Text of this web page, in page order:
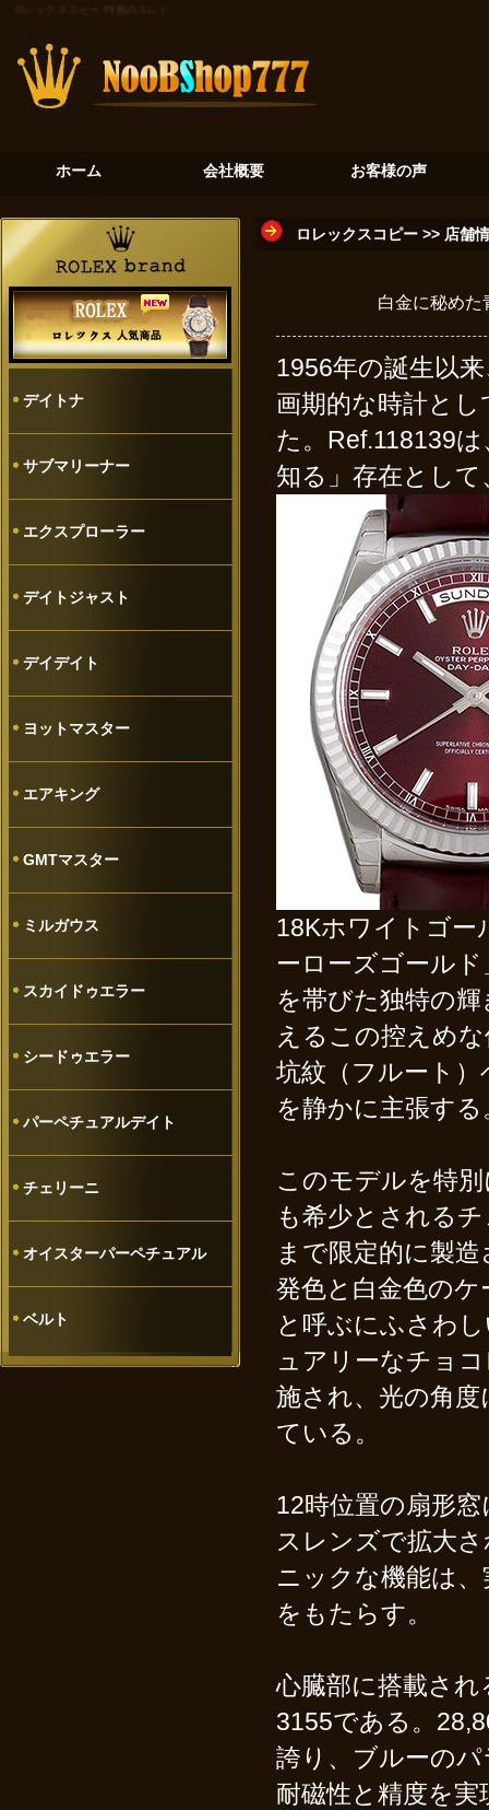
円熟のエレガンス：チェリーニ5116/8が示すロレックスの另一面
ホーム 会社概要 お客様の声
デイトナ
サブマリーナー
エクスプローラー
デイトジャスト
デイデイト
ヨットマスター
エアキング
GMTマスター
ミルガウス
スカイドゥエラー
シードゥエラー
パーペチュアルデイト
チェリーニ
オイスターパーペチュアル
ベルト
ロレックスコピー >> 店舗
白金に秘めた
1956年の誕生以
画期的な時計と
た。Ref.118139
知る」存在とし
18Kホワイトゴー
ーローズゴール
を帯びた独特の
えるこの控えめ
坑紋（フルート
を静かに主張する
このモデルを特
も希少とされる
まで限定的に製
発色と白金色の
と呼ぶにふさわ
ュアリーなチョ
施され、光の角
ている。
12時位置の扇形
スレンズで拡大
ニックな機能は
をもたらす。
心臓部に搭載さ
3155である。
誇り、ブルーの
耐磁性と精度を